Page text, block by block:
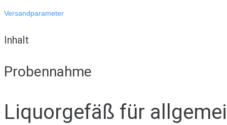
Versandparameter
Inhalt
Probennahme
Liquorgefäß für